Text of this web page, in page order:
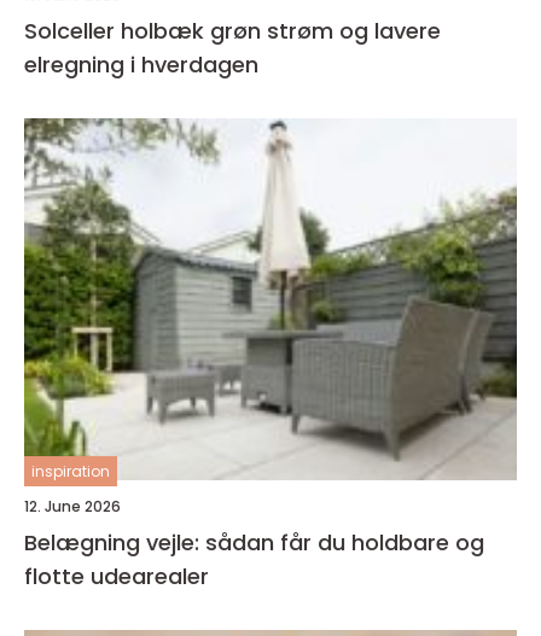
Solceller holbæk grøn strøm og lavere
elregning i hverdagen
inspiration
12. June 2026
Belægning vejle: sådan får du holdbare og
flotte udearealer